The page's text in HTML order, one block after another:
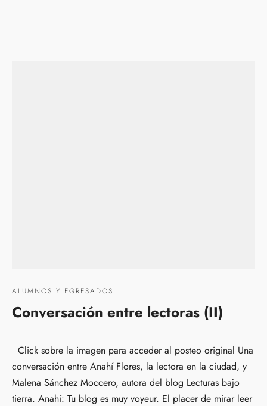
ALUMNOS Y EGRESADOS
Conversación entre lectoras (II)
Click sobre la imagen para acceder al posteo original Una
conversación entre Anahí Flores, la lectora en la ciudad, y
Malena Sánchez Moccero, autora del blog Lecturas bajo
tierra. Anahí: Tu blog es muy voyeur. El placer de mirar leer